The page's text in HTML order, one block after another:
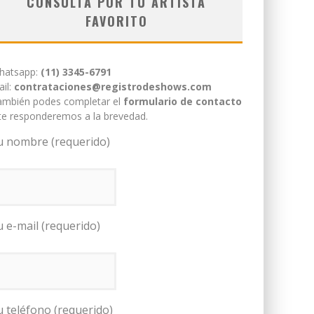
FAVORITO
(11) 3345-6791
contrataciones@registrodeshows.com
podes completar el formulario de contacto
responderemos a la brevedad.
nombre (requerido)
e-mail (requerido)
teléfono (requerido)